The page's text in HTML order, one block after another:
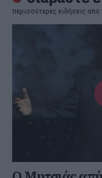
περισσότερες ειδήσεις